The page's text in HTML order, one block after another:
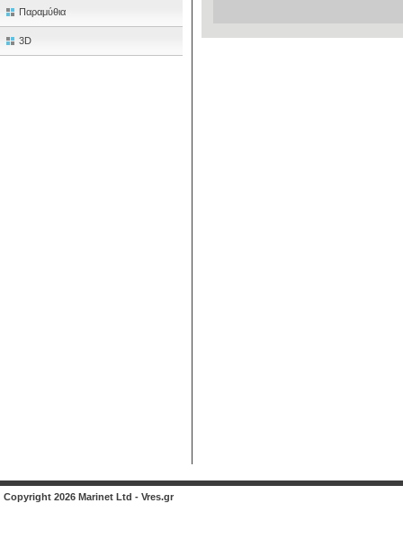
Παραμύθια
3D
Copyright 2026 Marinet Ltd - Vres.gr